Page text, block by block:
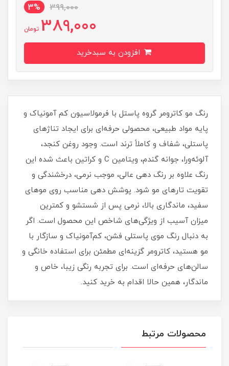
399,000
3%
389,000 تومان
رنگ مو کاترومر گروه پاستل با فرمولاسیون کم‌ آمونیاک و
پایه مواد طبیعی، محصولی حرفه‌ای برای ایجاد تناژهای
پاستلی، شفاف و کاملاً ترند است. وجود روغن کنجد،
آلوئه‌ورا، جوانه گندم، ویتامین C و کراتین باعث شده این
رنگ علاوه بر رنگ‌ دهی عالی، موجب نرمی، درخشندگی و
تقویت تارهای مو شود. پوشش‌ دهی مناسب روی موهای
سفید، ماندگاری بالا، نرمی پس از شستشو و کمترین
میزان آسیب از ویژگی‌های شاخص این محصول است. اگر
به دنبال رنگ موی پاستلی فشن، کم‌آمونیاک و سازگار با
مو هستید، کاترومر گزینه‌ای مطمئن برای استفاده خانگی و
سالن‌های حرفه‌ای است. برای تجربه رنگی زیبا، خاص و
ماندگار، همین حالا اقدام به خرید کنید.
محصولات مرتبط